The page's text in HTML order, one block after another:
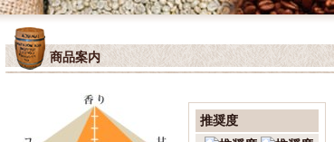
商品案内
推奨度